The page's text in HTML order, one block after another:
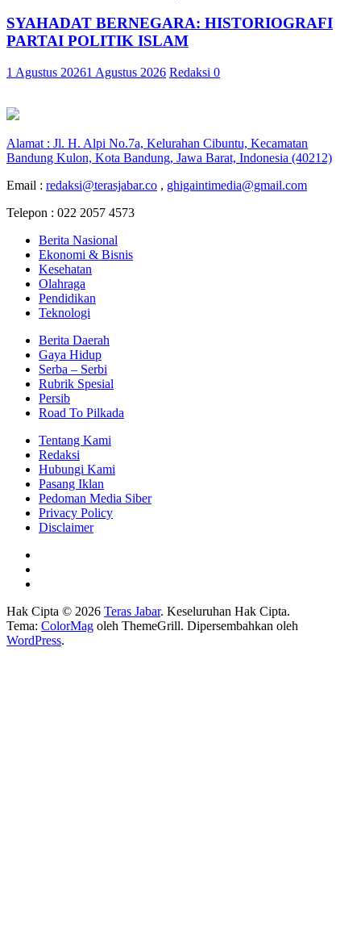
SYAHADAT BERNEGARA: HISTORIOGRAFI
PARTAI POLITIK ISLAM
1 Agustus 20261 Agustus 2026 Redaksi 0
Alamat : Jl. H. Alpi No.7a, Kelurahan Cibuntu, Kecamatan
Bandung Kulon, Kota Bandung, Jawa Barat, Indonesia (40212)
Email : redaksi@terasjabar.co , ghigaintimedia@gmail.com
Telepon : 022 2057 4573
Berita Nasional
Ekonomi & Bisnis
Kesehatan
Olahraga
Pendidikan
Teknologi
Berita Daerah
Gaya Hidup
Serba – Serbi
Rubrik Spesial
Persib
Road To Pilkada
Tentang Kami
Redaksi
Hubungi Kami
Pasang Iklan
Pedoman Media Siber
Privacy Policy
Disclaimer
Hak Cipta © 2026 Teras Jabar. Keseluruhan Hak Cipta.
Tema: ColorMag oleh ThemeGrill. Dipersembahkan oleh
WordPress.